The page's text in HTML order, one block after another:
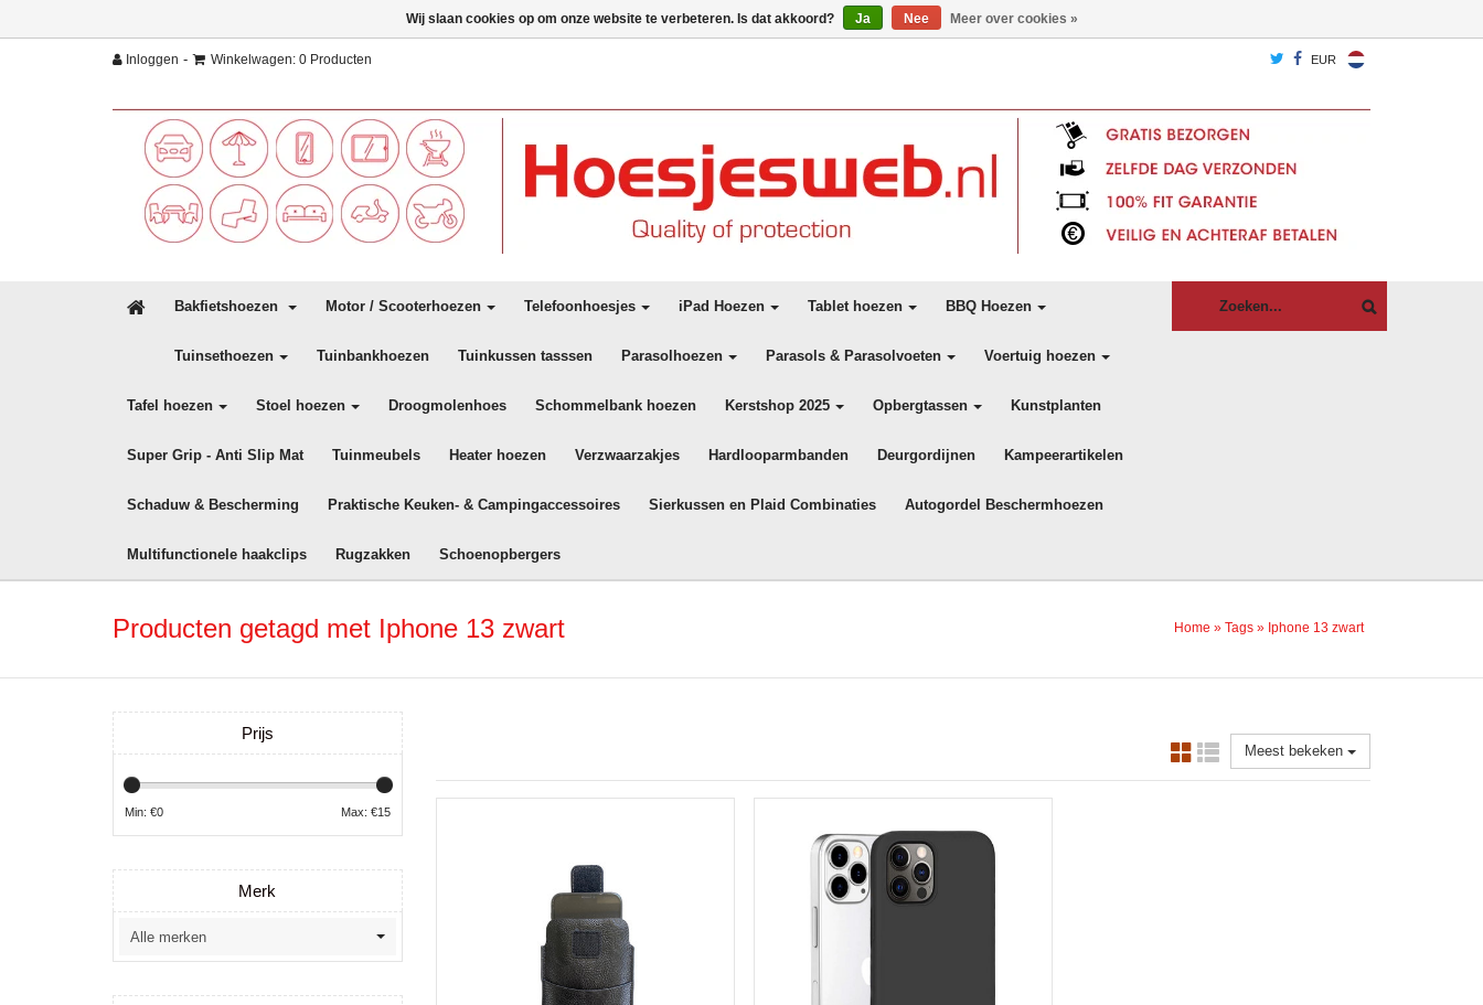
Inloggen - Winkelwagen: 0 Producten EUR
Bakfietshoezen Motor / Scooterhoezen Telefoonhoesjes iPad Hoezen Tablet hoezen BBQ Hoezen
Tuinsethoezen Tuinbankhoezen Tuinkussen tasssen Parasolhoezen Parasols & Parasolvoeten Voertuig hoezen
Tafel hoezen Stoel hoezen Droogmolenhoes Schommelbank hoezen Kerstshop 2025 Opbergtassen Kunstplanten
Super Grip - Anti Slip Mat Tuinmeubels Heater hoezen Verzwaarzakjes Hardlooparmbanden Deurgordijnen Kampeerartikelen
Schaduw & Bescherming Praktische Keuken- & Campingaccessoires Sierkussen en Plaid Combinaties Autogordel Beschermhoezen
Multifunctionele haakclips Rugzakken Schoenopbergers
Producten getagd met Iphone 13 zwart Home » Tags » Iphone 13 zwart
Meest bekeken
Prijs
Min: €0 Max: €15
Merk
Wij slaan cookies op om onze website te verbeteren. Is dat akkoord? Ja Nee Meer over cookies »